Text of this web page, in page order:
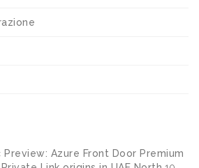
Azure Front Door Premium